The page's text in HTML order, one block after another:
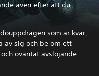
även efter att du
som är kvar,
av sig och be om ett
oväntat avslöjande.